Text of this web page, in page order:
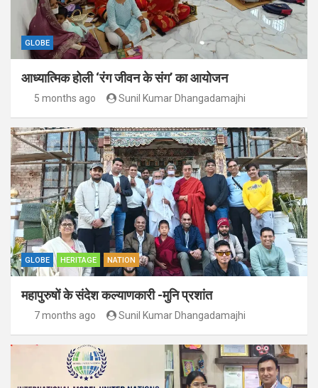
GLOBE
आध्यात्मिक होली ‘रंग जीवन के संग’ का आयोजन
5 months ago Sunil Kumar Dhangadamajhi
GLOBE HERITAGE NATION
महापुरुषों के संदेश कल्याणकारी -मुनि प्रशांत
7 months ago Sunil Kumar Dhangadamajhi